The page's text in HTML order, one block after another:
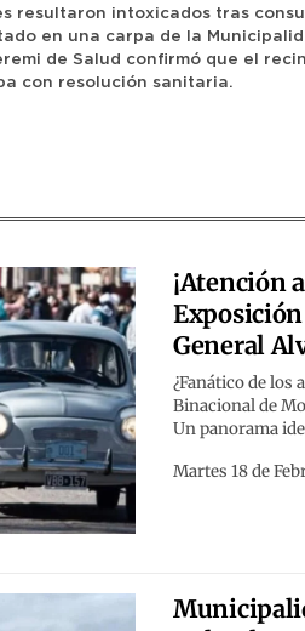
resultaron intoxicados tras
en una carpa de la
de Salud confirmó que el
con resolución sanitaria.
¡Atención
General
¿Fanático de los
Binacional de
Un panorama
Martes 18 de